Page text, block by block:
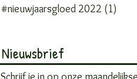
#nieuwjaarsgloed 2022 (1)
Nieuwsbrief